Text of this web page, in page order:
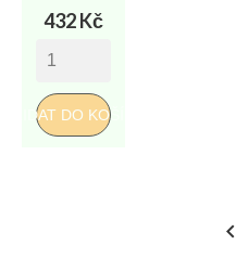
Cena
432 Kč
PŘIDAT DO KOŠÍKU
